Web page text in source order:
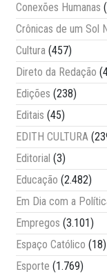
Conexões Humanas
Crônicas de um Sol
Cultura (457)
Direto da Redação
Edições (238)
Editais (45)
EDITH CULTURA
Editorial (3)
Educação (2.482)
Em Dia com a
Empregos (3.101)
Espaço Católico (18)
Esporte (1.769)